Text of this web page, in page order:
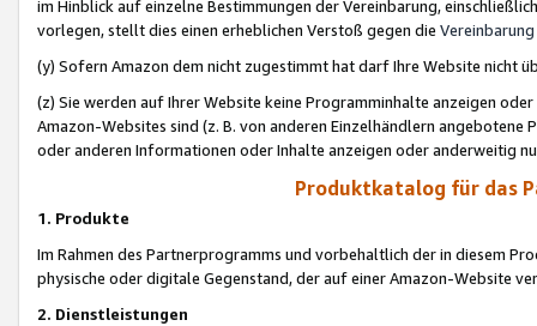
im Hinblick auf einzelne Bestimmungen der Vereinbarung,
vorlegen, stellt dies einen erheblichen Verstoß gegen die Vereinbarung
(y) Sofern Amazon dem nicht zugestimmt hat darf Ihre Website nicht
(z) Sie werden auf Ihrer Website keine Programminhalte anzeigen
Amazon-Websites sind (z. B. von anderen Einzelhändlern
oder anderen Informationen oder Inhalte anzeigen oder anderweitig
Produktkatalog für das
1. Produkte
Im Rahmen des Partnerprogramms und vorbehaltlich der in diesem
physische oder digitale Gegenstand, der auf einer Amazon-Website
2. Dienstleistungen